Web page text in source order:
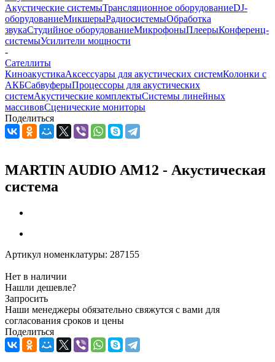
Акустические системыТрансляционное оборудованиеDJ-
оборудованиеМикшерыРадиосистемыОбработка
звукаСтудийное оборудованиеМикрофоныПлеерыКонференц-
системыУсилители мощности
-
Сателлиты
КиноакустикаАксессуары для акустических системКолонки с
АКБСабвуферыПроцессоры для акустических
системАкустические комплектыСистемы линейных
массивовСценические мониторы
Поделиться
MARTIN AUDIO AM12 - Акустическая
система
Артикул номенклатуры: 287155
Нет в наличии
Нашли дешевле?
Запросить
Наши менеджеры обязательно свяжутся с вами для
согласования сроков и цены
Поделиться